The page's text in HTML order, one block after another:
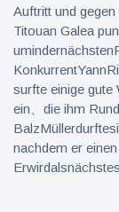
Auftritt und gegen
Titouan Galea
surfte einige gute
ein、die ihm
nachdem er einen